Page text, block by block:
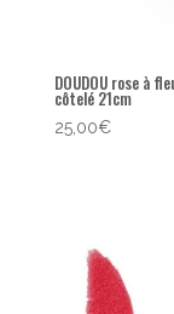
DOUDOU rose à
côtelé 21cm
25,00€